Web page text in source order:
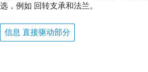
选，例如 回转支承和法兰。
信息 直接驱动部分